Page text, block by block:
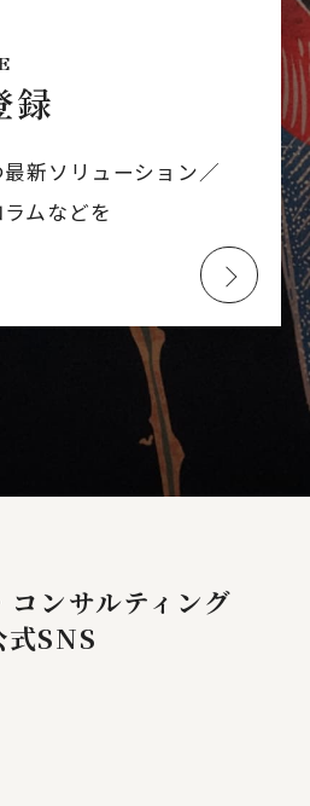
録
新ソリューション／
ムなどを
コンサルティング
式SNS